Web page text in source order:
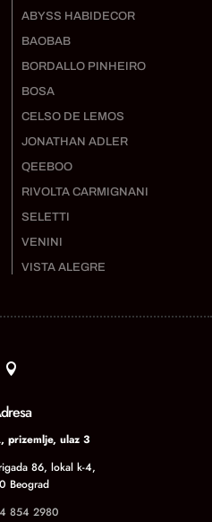
ABYSS HABIDECOR
BAOBAB
BORDALLO PINHEIRO
BOSA
CELSO DE LEMOS
JONATHAN ADLER
QEEBOO
RIVOLTA CARMIGNANI
SELETTI
VENINI
VISTA ALEGRE

prizemlje, ulaz 3
86, lokal k-4,
Beograd
854 2980